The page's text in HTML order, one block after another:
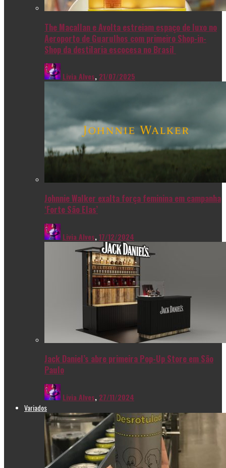
The Macallan e Avolta estreiam espaço de luxo no
Aeroporto de Guarulhos com primeiro Shop-in-
Shop da destilaria escocesa no Brasil
Livia Alves, 21/07/2025
Johnnie Walker exalta força feminina em campanha
‘Forte São Elas’
Livia Alves,17/12/2024
Jack Daniel’s abre primeira Pop-Up Store em São
Paulo
Livia Alves, 27/11/2024
Variados